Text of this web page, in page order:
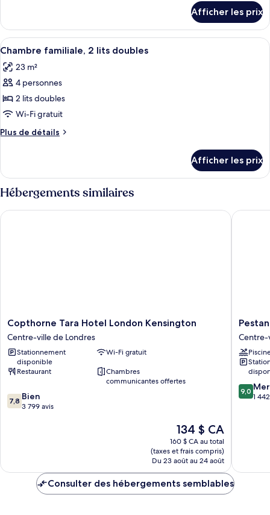
Chambre
Prestige,
1
très
grand
lit
Chambre
Prestige,
1
grand
lit
Afficher les prix
Afficher
toutes
les
photos
pour
ce
type
de
Chambre
familiale,
2
lits
Chambre familiale, 2 lits doubles |
7
Chambre familiale, 2 lits doubles
23 m²
4 personnes
2 lits doubles
Wi-Fi gratuit
Plus de détails
Plus
Chambre
familiale,
2
lits
doubles
Afficher les prix
Hébergements similaires
Copthorne
Tara
Hotel
London
Kensington
Centre-
de
Londres
Copthorne Tara Hotel London Kensington
Centre-ville de Londres
Stationnement
disponible
Wi-Fi gratuit
Restaurant
Chambres
communicantes offertes
7.8
sur
7,8 Bien
3 799 avis
Le
prix
est
de
134 $ CA
134 $ CA
160 $ CA au total
(taxes et frais compris)
Du 23 août au 24 août
Copthorne Tara Hotel London Kensington
Pestana
Chelsea
Bridge
Hotel
&
SPA
Centre-
ville
Centre-
9.0
sur
9,0
1
Pestana
Consulter des hébergements semblables